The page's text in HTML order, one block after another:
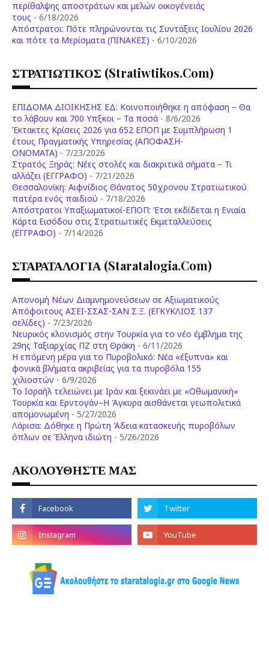
περίθαλψης αποστράτων και μελών οικογένειάς
τους - 6/18/2026
Aπόστρατοι: Πότε πληρώνονται τις Συντάξεις Ιουλίου 2026
και πότε τα Μερίσματα (ΠΙΝΑΚΕΣ) - 6/10/2026
ΣΤΡΑΤΙΩΤΙΚΟΣ (stratiwtikos.com)
ΕΠΙΔΟΜΑ ΔΙΟΙΚΗΣΗΣ ΕΔ: Κοινοποιήθηκε η απόφαση – Θα
το λάβουν και 700 Υπξκοι – Τα ποσά - 8/6/2026
Έκτακτες Κρίσεις 2026 για 652 ΕΠΟΠ με Συμπλήρωση 1
έτους Πραγματικής Υπηρεσίας (ΑΠΟΦΑΣΗ-
ONOMATA) - 7/23/2026
Στρατός Ξηράς: Νέες στολές και διακριτικά σήματα – Τι
αλλάζει (ΕΓΓΡΑΦΟ) - 7/21/2026
Θεσσαλονίκη: Αιφνίδιος Θάνατος 50χρονου Στρατιωτικού
πατέρα ενός παιδιού - 7/18/2026
Απόστρατοι Υπαξιωματικοί-ΕΠΟΠ: Έτσι εκδίδεται η Ενιαία
Κάρτα Εισόδου στις Στρατιωτικές Εκμεταλλεύσεις
(ΕΓΓΡΑΦΟ) - 7/14/2026
ΣΤΑΡΑΤΑΛΟΓΙΑ (staratalogia.com)
Απονομή Νέων Διαμνημονεύσεων σε Αξιωματικούς
Απόφοιτους ΑΣΕΙ-ΣΣΑΣ-ΣΑΝ Σ.Ξ. (ΕΓΚΥΚΛΙΟΣ 137
σελίδες) - 7/23/2026
Νευρικός κλονισμός στην Τουρκία για το νέο έμβλημα της
29ης Ταξιαρχίας ΠΖ στη Θράκη - 6/11/2026
Η επόμενη μέρα για το Πυροβολικό: Νέα «έξυπνα» και
φονικά βλήματα ακριβείας για τα πυροβόλα 155
χιλιοστών - 6/9/2026
Το Ισραήλ τελειώνει με Ιράν και ξεκινάει με «Οθωμανική»
Τουρκία και Ερντογάν–Η Άγκυρα αισθάνεται γεωπολιτικά
απομονωμένη - 5/27/2026
Λάρισα: Δόθηκε η Πρώτη Άδεια κατασκευής πυροβόλων
όπλων σε Έλληνα ιδιώτη - 5/26/2026
ΑΚΟΛΟΥΘΗΣΤΕ ΜΑΣ